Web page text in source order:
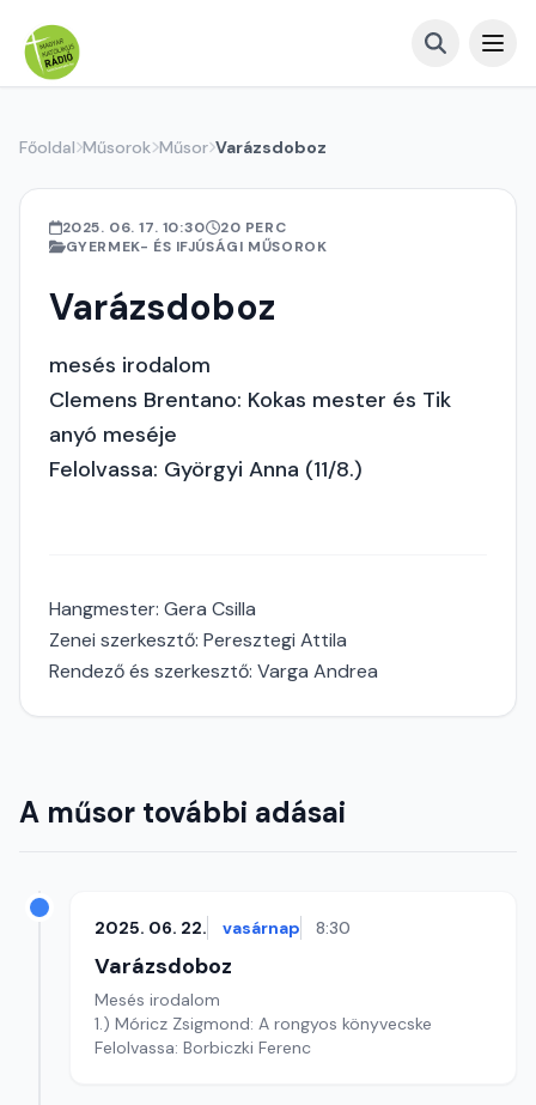
Főoldal Műsorok Műsor Varázsdoboz
2025. 06. 17. 10:30
20 PERC
GYERMEK- ÉS IFJÚSÁGI MŰSOROK
Varázsdoboz
mesés irodalom
Clemens Brentano: Kokas mester és Tik
anyó meséje
Felolvassa: Györgyi Anna (11/8.)
Hangmester: Gera Csilla
Zenei szerkesztő: Peresztegi Attila
Rendező és szerkesztő: Varga Andrea
A műsor további adásai
2025. 06. 22. vasárnap 8:30
Varázsdoboz
Mesés irodalom
1.) Móricz Zsigmond: A rongyos könyvecske
Felolvassa: Borbiczki Ferenc